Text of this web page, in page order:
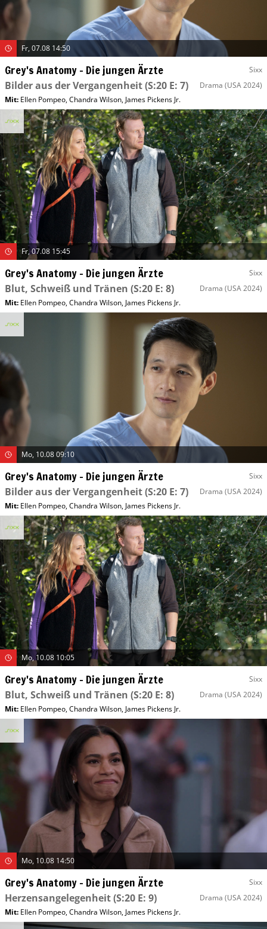
Fr, 07.08 14:50
Grey's Anatomy – Die jungen Ärzte Sixx
Bilder aus der Vergangenheit(S:20 E: 7) Drama (USA 2024)
Mit: Ellen Pompeo,Chandra Wilson, James Pickens Jr.
Fr, 07.08 15:45
Grey's Anatomy – Die jungen Ärzte Sixx
Blut, Schweiß und Tränen (S:20 E: 8) Drama (USA 2024)
Mit: Ellen Pompeo,Chandra Wilson, James Pickens Jr.
Mo, 10.08 09:10
Grey's Anatomy – Die jungen Ärzte Sixx
Bilder aus der Vergangenheit(S:20 E: 7) Drama (USA 2024)
Mit: Ellen Pompeo,Chandra Wilson, James Pickens Jr.
Mo, 10.08 10:05
Grey's Anatomy – Die jungen Ärzte Sixx
Blut, Schweiß und Tränen (S:20 E: 8) Drama (USA 2024)
Mit: Ellen Pompeo,Chandra Wilson, James Pickens Jr.
Mo, 10.08 14:50
Grey's Anatomy – Die jungen Ärzte Sixx
Herzensangelegenheit(S:20 E: 9) Drama (USA 2024)
Mit: Ellen Pompeo,Chandra Wilson, James Pickens Jr.